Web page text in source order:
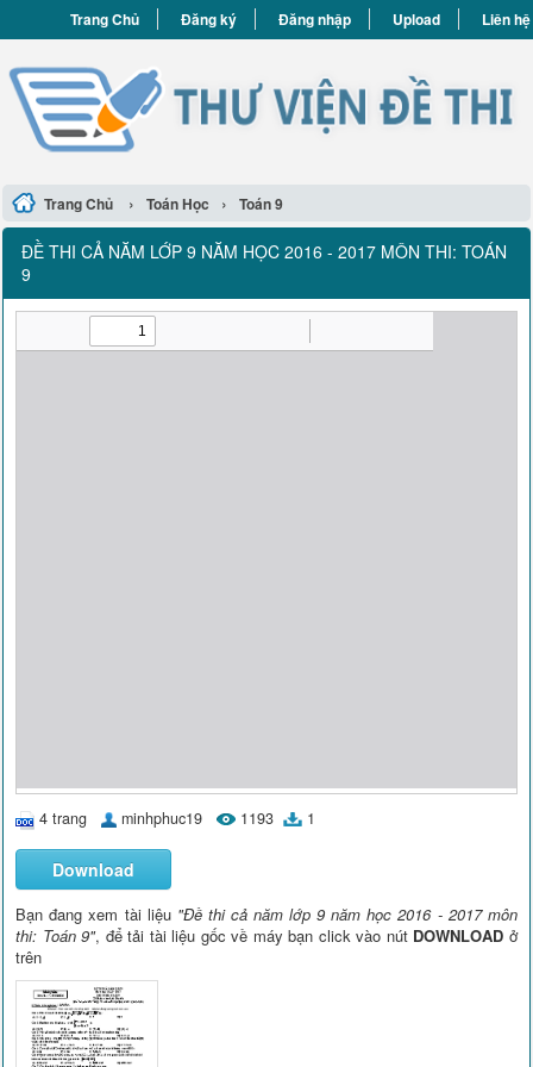
Trang Chủ Đăng ký Đăng nhập Upload Liên hệ
Trang Chủ › Toán Học › Toán 9
ĐỀ THI CẢ NĂM LỚP 9 NĂM HỌC 2016 - 2017 MÔN THI: TOÁN
9
4 trang minhphuc19 1193 1
Download
Bạn đang xem tài liệu "Đề thi cả năm lớp 9 năm học 2016 - 2017 môn
thi: Toán 9", để tải tài liệu gốc về máy bạn click vào nút DOWNLOAD ở
trên